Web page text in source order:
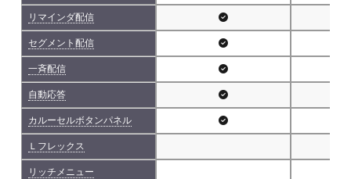
リマインダ配信
セグメント配信
一斉配信
自動応答
カルーセルボタンパネル
Ｌフレックス
リッチメニュー